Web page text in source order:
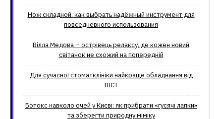
Нож складной: как выбрать надёжный инструмент для
повседневного использования
Вілла Медова – острівець релаксу, де кожен новий
світанок не схожий на попередній
Для сучасної стоматклініки найкраще обладнання від
ІПСТ
Ботокс навколо очей у Києві: як прибрати «гусячі лапки»
та зберегти природну міміку